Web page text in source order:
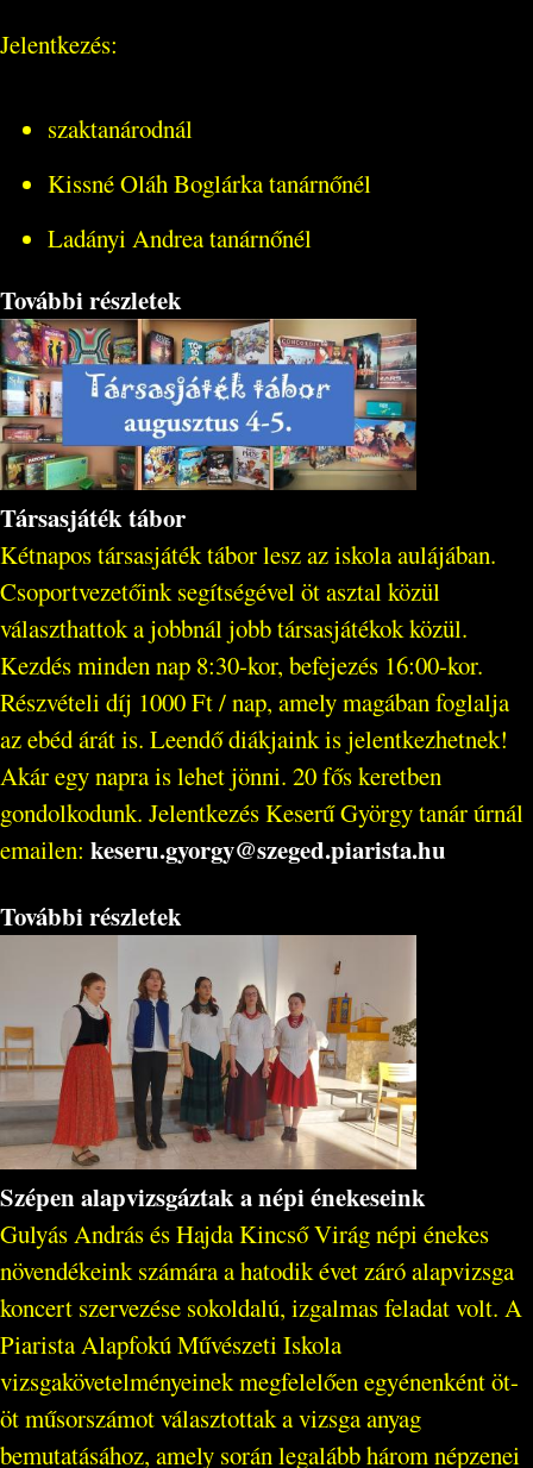
Jelentkezés:
szaktanárodnál
Kissné Oláh Boglárka tanárnőnél
Ladányi Andrea tanárnőnél
További részletek
Társasjáték tábor
Kétnapos társasjáték tábor lesz az iskola aulájában.
Csoportvezetőink segítségével öt asztal közül
választhattok a jobbnál jobb társasjátékok közül.
Kezdés minden nap 8:30-kor, befejezés 16:00-kor.
Részvételi díj 1000 Ft / nap, amely magában foglalja
az ebéd árát is. Leendő diákjaink is jelentkezhetnek!
Akár egy napra is lehet jönni. 20 fős keretben
gondolkodunk. Jelentkezés Keserű György tanár úrnál
emailen: keseru.gyorgy@szeged.piarista.hu
További részletek
Szépen alapvizsgáztak a népi énekeseink
Gulyás András és Hajda Kincső Virág népi énekes
növendékeink számára a hatodik évet záró alapvizsga
koncert szervezése sokoldalú, izgalmas feladat volt. A
Piarista Alapfokú Művészeti Iskola
vizsgakövetelményeinek megfelelően egyénenként öt-
öt műsorszámot választottak a vizsga anyag
bemutatásához, amely során legalább három népzenei